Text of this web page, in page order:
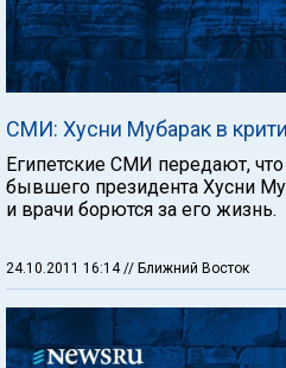
СМИ: Хусни Мубарак в
Египетские СМИ передают,
бывшего президента Хусни
и врачи борются за его жизнь.
24.10.2011 16:14 // Ближний Восток